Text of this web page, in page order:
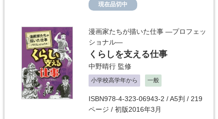
現在品切中
漫画家たちが描いた仕事 ―プロフェッ
ショナル―
くらしを支える仕事
中野晴行 監修
小学校高学年から 一般
ISBN978-4-323-06943-2 / A5判 / 219
ページ / 初版2016年3月